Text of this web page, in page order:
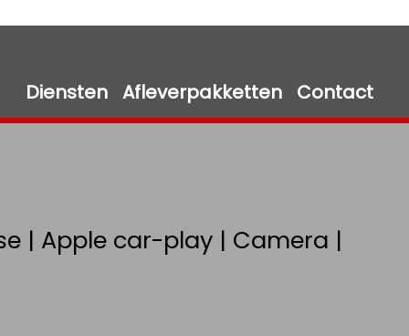
Diensten Afleverpakketten Contact
| Apple car-play | Camera |